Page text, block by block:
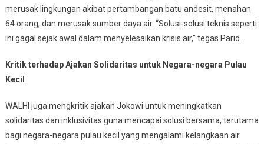
merusak lingkungan akibat pertambangan batu andesit, menahan
64 orang, dan merusak sumber daya air. “Solusi-solusi teknis seperti
ini gagal sejak awal dalam menyelesaikan krisis air,” tegas Parid.
Kritik terhadap Ajakan Solidaritas untuk Negara-negara Pulau
Kecil
WALHI juga mengkritik ajakan Jokowi untuk meningkatkan
solidaritas dan inklusivitas guna mencapai solusi bersama, terutama
bagi negara-negara pulau kecil yang mengalami kelangkaan air.